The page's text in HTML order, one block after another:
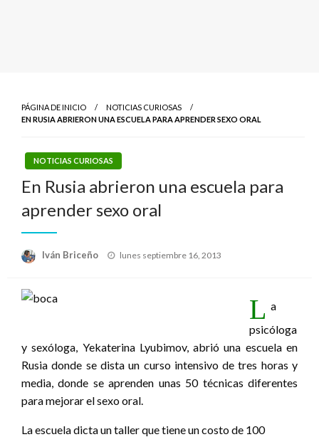
PÁGINA DE INICIO
NOTICIAS CURIOSAS
EN RUSIA ABRIERON UNA ESCUELA PARA APRENDER SEXO ORAL
NOTICIAS CURIOSAS
En Rusia abrieron una escuela para
aprender sexo oral
Iván Briceño
Publicado
lunes septiembre 16, 2013
L a
psicóloga
y sexóloga, Yekaterina Lyubimov, abrió una escuela en
Rusia donde se dista un curso intensivo de tres horas y
media, donde se aprenden unas 50 técnicas diferentes
para mejorar el sexo oral.
La escuela dicta un taller que tiene un costo de 100